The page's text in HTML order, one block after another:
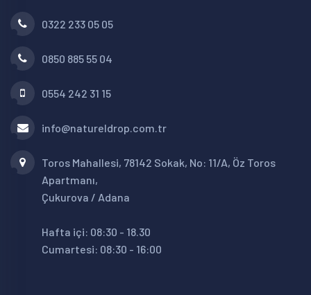
0322 233 05 05
0850 885 55 04
0554 242 31 15
info@natureldrop.com.tr
Toros Mahallesi, 78142 Sokak, No: 11/A, Öz Toros
Apartmanı,
Çukurova / Adana
Hafta içi: 08:30 - 18.30
Cumartesi: 08:30 - 16:00